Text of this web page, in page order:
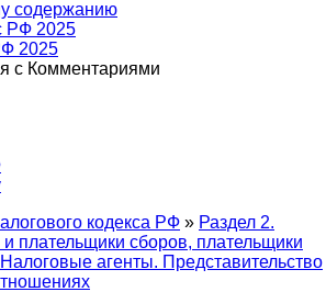
содержанию
2025
с Комментариями
кодекса РФ
Раздел 2.
плательщики сборов, плательщики
агенты. Представительство